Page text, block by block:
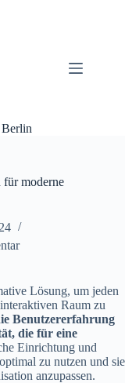
für moderne
Lösung, um jeden
Raum zu
Benutzererfahrung
die für eine
Einrichtung und
zu nutzen und sie
anzupassen.